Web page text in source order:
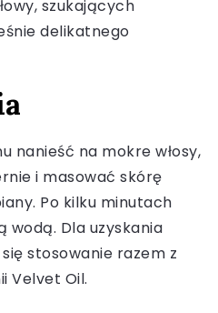
szukających
delikatnego
nanieść na mokre włosy,
i masować skórę
Po kilku minutach
wodą. Dla uzyskania
stosowanie razem z
Velvet Oil.